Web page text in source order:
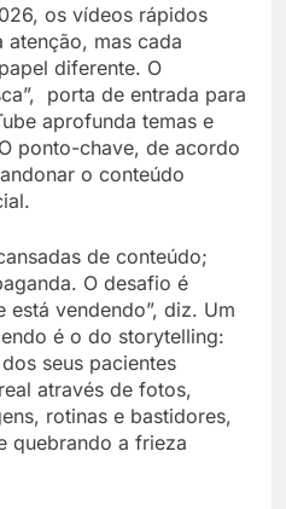
os vídeos rápidos
atenção, mas cada
diferente. O
porta de entrada para
aprofunda temas e
ponto-chave, de acordo
o conteúdo
de conteúdo;
O desafio é
está vendendo”, diz. Um
é o do storytelling:
seus pacientes
através de fotos,
rotinas e bastidores,
quebrando a frieza